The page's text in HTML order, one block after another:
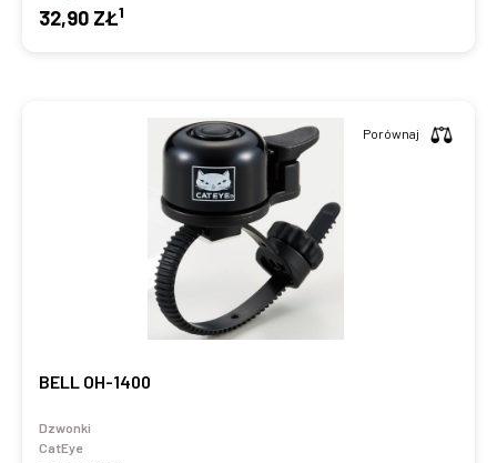
32,90 ZŁ1
BELL OH-1400
Dzwonki
CatEye
Porównaj